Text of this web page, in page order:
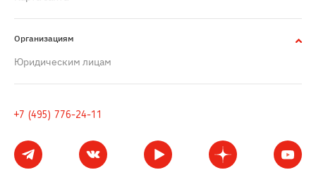
Организациям
Юридическим лицам
+7 (495) 776-24-11